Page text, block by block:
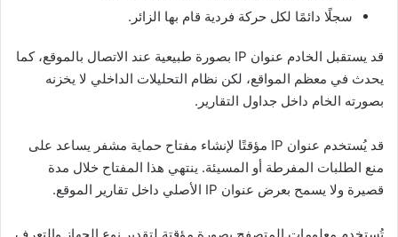
سجلًا دائمًا لكل حركة فردية قام بها الزائر.
قد يستقبل الخادم عنوان IP بصورة طبيعية عند الاتصال بالموقع، كما
يحدث في معظم المواقع، لكن نظام التحليلات الداخلي لا يخزنه
بصورته الخام داخل جداول التقارير.
قد يُستخدم عنوان IP مؤقتًا لإنشاء مفتاح حماية مشفر يساعد على
منع الطلبات المفرطة أو المسيئة. ينتهي هذا المفتاح خلال مدة
قصيرة ولا يسمح بعرض عنوان IP الأصلي داخل تقارير الموقع.